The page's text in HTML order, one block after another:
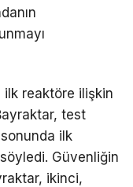
ilk reaktöre ilişkin
test
ilk
Güvenliğin
ikinci,